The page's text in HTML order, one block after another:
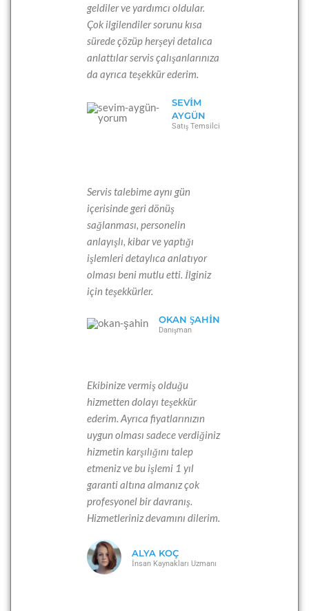
geldiler ve yardımcı oldular.
Çok ilgilendiler sorunu kısa
sürede çözüp herşeyi detalıca
anlattılar servis çalışanlarınıza
da ayrıca teşekkür ederim.
SEVIM
AYGÜN
Satış Temsilci
Servis talebime aynı gün
içerisinde geri dönüş
sağlanması, personelin
anlayışlı, kibar ve yaptığı
işlemleri detaylıca anlatıyor
olması beni mutlu etti. İlginiz
için teşekkürler.
OKAN ŞAHIN
Danışman
Ekibinize vermiş olduğu
hizmetten dolayı teşekkür
ederim. Ayrıca fiyatlarınızın
uygun olması sadece verdiğiniz
hizmetin karşılığını talep
etmeniz ve bu işlemi 1 yıl
garanti altına almanız çok
profesyonel bir davranış.
Hizmetleriniz devamını dilerim.
ALYA KOÇ
İnsan Kaynakları Uzmanı